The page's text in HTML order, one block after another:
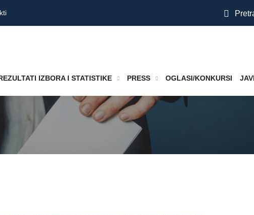
IZBORA I STATISTIKE PRESS OGLASI/KONKURSI